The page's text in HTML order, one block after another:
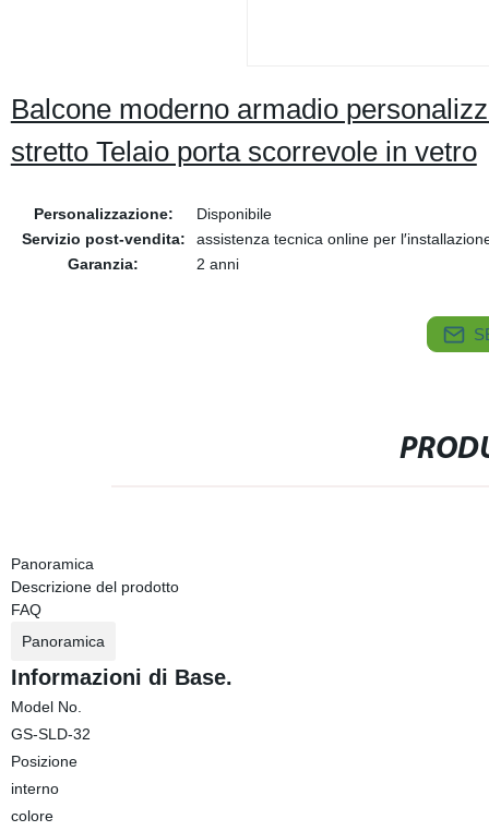
Balcone moderno armadio
stretto Telaio porta scorrevole in vetro
Personalizzazione:
Disponibile
Servizio post-vendita:
assistenza tecnica online per
Garanzia:
2 anni
Panoramica
Descrizione del prodotto
FAQ
Panoramica
Informazioni di Base.
Model No.
GS-SLD-32
Posizione
interno
colore